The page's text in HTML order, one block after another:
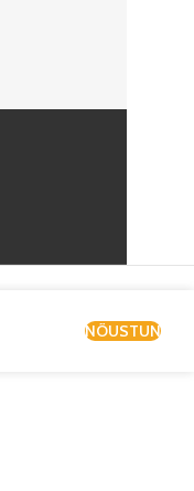
NÕUSTUN